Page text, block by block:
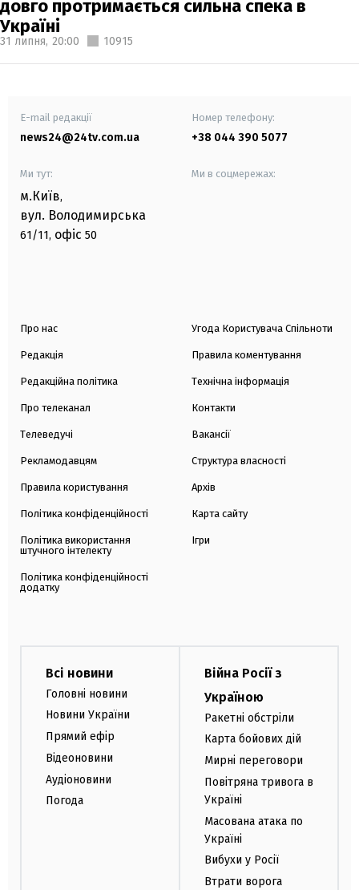
довго протримається сильна спека в
Україні
31 липня, 20:00 10915
E-mail редакції
news24@24tv.com.ua
Номер телефону:
+38 044 390 5077
Ми тут:
м.Київ,
вул. Володимирська
61/11, офіс 50
Ми в соцмережах:
Про нас
Редакція
Редакційна політика
Про телеканал
Телеведучі
Рекламодавцям
Правила користування
Політика конфіденційності
Політика використання
штучного інтелекту
Політика конфіденційності
додатку
Угода Користувача Спільноти
Правила коментування
Технічна інформація
Контакти
Вакансії
Структура власності
Архів
Карта сайту
Ігри
Всі новини
Головні новини
Новини України
Прямий ефір
Відеоновини
Аудіоновини
Погода
Війна Росії з
Україною
Ракетні обстріли
Карта бойових дій
Мирні переговори
Повітряна тривога в
Україні
Масована атака по
Україні
Вибухи у Росії
Втрати ворога